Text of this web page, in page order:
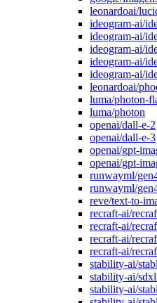
leonardoai/
ideogram-ai/
ideogram-ai/
ideogram-ai/
ideogram-ai/
ideogram-ai/
leonardoai/
luma/photon-
luma/photon
openai/dall-e-2
openai/dall-e-3
openai/gpt-
openai/gpt-
runwayml/
runwayml/
reve/text-to-
recraft-ai/
recraft-ai/
recraft-ai/
recraft-ai/
stability-ai/
stability-ai/
stability-ai/